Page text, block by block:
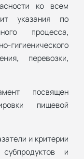
ко всем
указания по
процесса,
перевозки,
посвящен
пищевой
и критерии
и